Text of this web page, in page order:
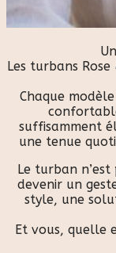
Les turbans
Chaque
suffisamment
une tenue
Le turban
devenir un
style, une
Et vous, quelle